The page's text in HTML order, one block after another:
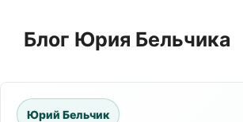
содержимому
Блог Юрия Бельчика
Юрий Бельчик